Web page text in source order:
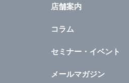
店舗案内
コラム
セミナー・イベント
メールマガジン